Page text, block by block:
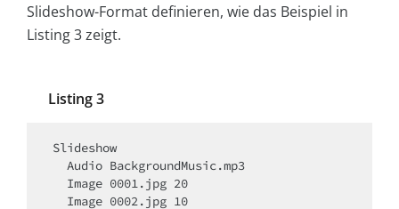
Slideshow-Format definieren, wie das Beispiel in
Listing 3 zeigt.
Listing 3
Slideshow